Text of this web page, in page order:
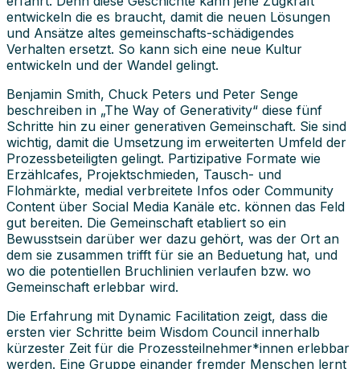
entwickeln die es braucht, damit die neuen Lösungen
und Ansätze altes gemeinschafts-schädigendes
Verhalten ersetzt. So kann sich eine neue Kultur
entwickeln und der Wandel gelingt.
Benjamin Smith, Chuck Peters und Peter Senge
beschreiben in „The Way of Generativity“ diese fünf
Schritte hin zu einer generativen Gemeinschaft. Sie sind
wichtig, damit die Umsetzung im erweiterten Umfeld der
Prozessbeteiligten gelingt. Partizipative Formate wie
Erzählcafes, Projektschmieden, Tausch- und
Flohmärkte, medial verbreitete Infos oder Community
Content über Social Media Kanäle etc. können das Feld
gut bereiten. Die Gemeinschaft etabliert so ein
Bewusstsein darüber wer dazu gehört, was der Ort an
dem sie zusammen trifft für sie an Beduetung hat, und
wo die potentiellen Bruchlinien verlaufen bzw. wo
Gemeinschaft erlebbar wird.
Die Erfahrung mit Dynamic Facilitation zeigt, dass die
ersten vier Schritte beim Wisdom Council innerhalb
kürzester Zeit für die Prozessteilnehmer*innen erlebbar
werden. Eine Gruppe einander fremder Menschen lernt